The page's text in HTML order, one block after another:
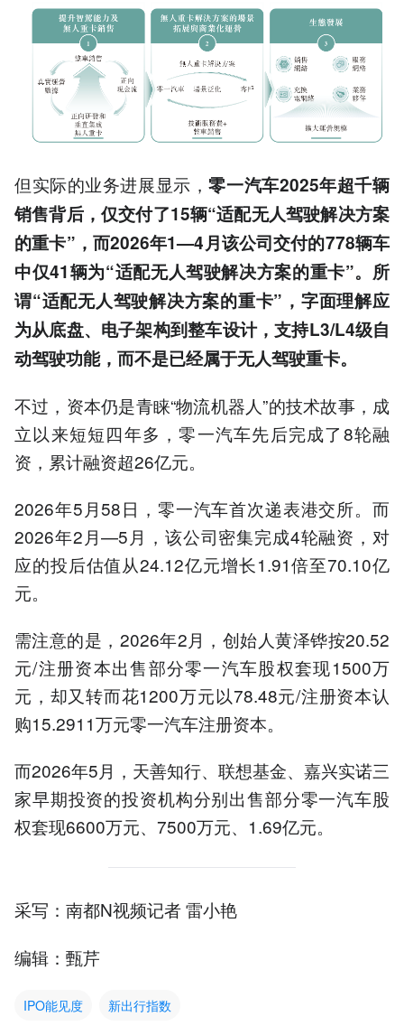
但实际的业务进展显示，零一汽车2025年超千辆
销售背后，仅交付了15辆“适配无人驾驶解决方案
的重卡”，而2026年1—4月该公司交付的778辆车
中仅41辆为“适配无人驾驶解决方案的重卡”。所
谓“适配无人驾驶解决方案的重卡”，字面理解应
为从底盘、电子架构到整车设计，支持L3/L4级自
动驾驶功能，而不是已经属于无人驾驶重卡。
不过，资本仍是青睐“物流机器人”的技术故事，成
立以来短短四年多，零一汽车先后完成了8轮融
资，累计融资超26亿元。
2026年5月58日，零一汽车首次递表港交所。而
2026年2月—5月，该公司密集完成4轮融资，对
应的投后估值从24.12亿元增长1.91倍至70.10亿
元。
需注意的是，2026年2月，创始人黄泽铧按20.52
元/注册资本出售部分零一汽车股权套现1500万
元，却又转而花1200万元以78.48元/注册资本认
购15.2911万元零一汽车注册资本。
而2026年5月，天善知行、联想基金、嘉兴实诺三
家早期投资的投资机构分别出售部分零一汽车股
权套现6600万元、7500万元、1.69亿元。
采写：南都N视频记者 雷小艳
编辑：甄芹
IPO能见度 新出行指数